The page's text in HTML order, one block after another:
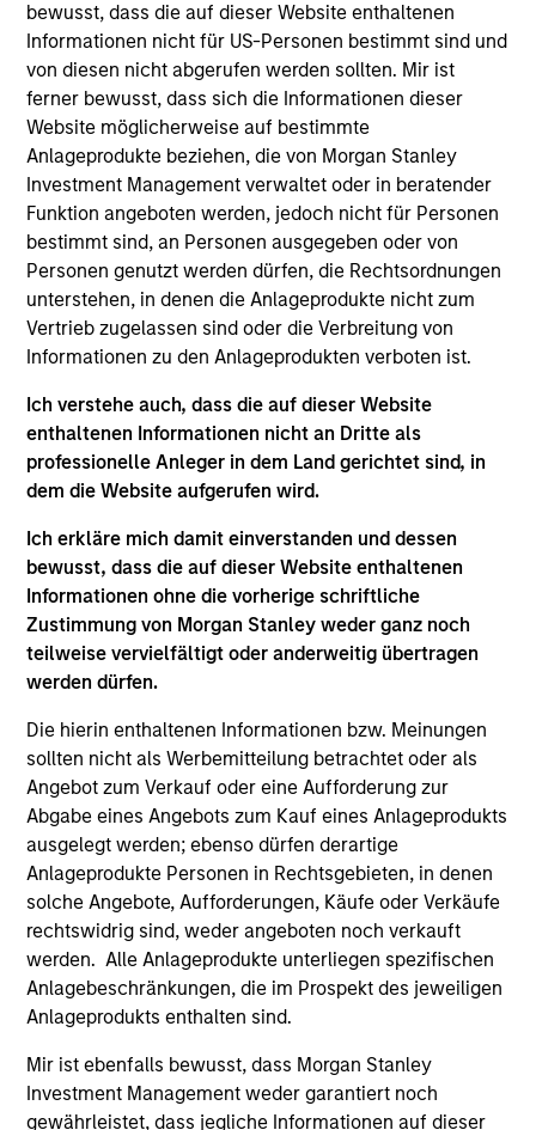
bewusst, dass die auf dieser Website enthaltenen
Informationen nicht für US-Personen bestimmt sind und
von diesen nicht abgerufen werden sollten. Mir ist
ferner bewusst, dass sich die Informationen dieser
Website möglicherweise auf bestimmte
Anlageprodukte beziehen, die von Morgan Stanley
Investment Management verwaltet oder in beratender
Funktion angeboten werden, jedoch nicht für Personen
bestimmt sind, an Personen ausgegeben oder von
Personen genutzt werden dürfen, die Rechtsordnungen
unterstehen, in denen die Anlageprodukte nicht zum
Vertrieb zugelassen sind oder die Verbreitung von
Informationen zu den Anlageprodukten verboten ist.
Ich verstehe auch, dass die auf dieser Website
enthaltenen Informationen nicht an Dritte als
professionelle Anleger in dem Land gerichtet sind, in
dem die Website aufgerufen wird.
Ich erkläre mich damit einverstanden und dessen
bewusst, dass die auf dieser Website enthaltenen
Informationen ohne die vorherige schriftliche
Zustimmung von Morgan Stanley weder ganz noch
teilweise vervielfältigt oder anderweitig übertragen
werden dürfen.
Die hierin enthaltenen Informationen bzw. Meinungen
sollten nicht als Werbemitteilung betrachtet oder als
Angebot zum Verkauf oder eine Aufforderung zur
Abgabe eines Angebots zum Kauf eines Anlageprodukts
ausgelegt werden; ebenso dürfen derartige
Anlageprodukte Personen in Rechtsgebieten, in denen
solche Angebote, Aufforderungen, Käufe oder Verkäufe
rechtswidrig sind, weder angeboten noch verkauft
werden. Alle Anlageprodukte unterliegen spezifischen
Anlagebeschränkungen, die im Prospekt des jeweiligen
Anlageprodukts enthalten sind.
Mir ist ebenfalls bewusst, dass Morgan Stanley
Investment Management weder garantiert noch
gewährleistet, dass jegliche Informationen auf dieser
Overview
Morgan Stanley Tailwinds
appreciation by investing in high-quality established and
emerging companies with capitalizations within the
range of companies included in the Russell 1000 Index.
To help achieve its objective, the investment team seeks
companies that are aligned with and support positive
environmental or social trends, while having sustainable
competitive advantages, strong free cash flow yields and
favorable return on invested capital trends. The team
focuses on long-term growth rather than short-term
events, with their stock selection informed by rigorous
fundamental analysis.
Differentiators
1
Aligned with Clients
Counterpoint Global’s long-term incentive compensation
program requires investors to allocate a significant
portion of deferred compensation into the portfolios they
2
CROSS-DISCIPLINARY THINKING AND
RESEARCH INTO EMERGING THEMES
Their generalist approach and disruptive change research